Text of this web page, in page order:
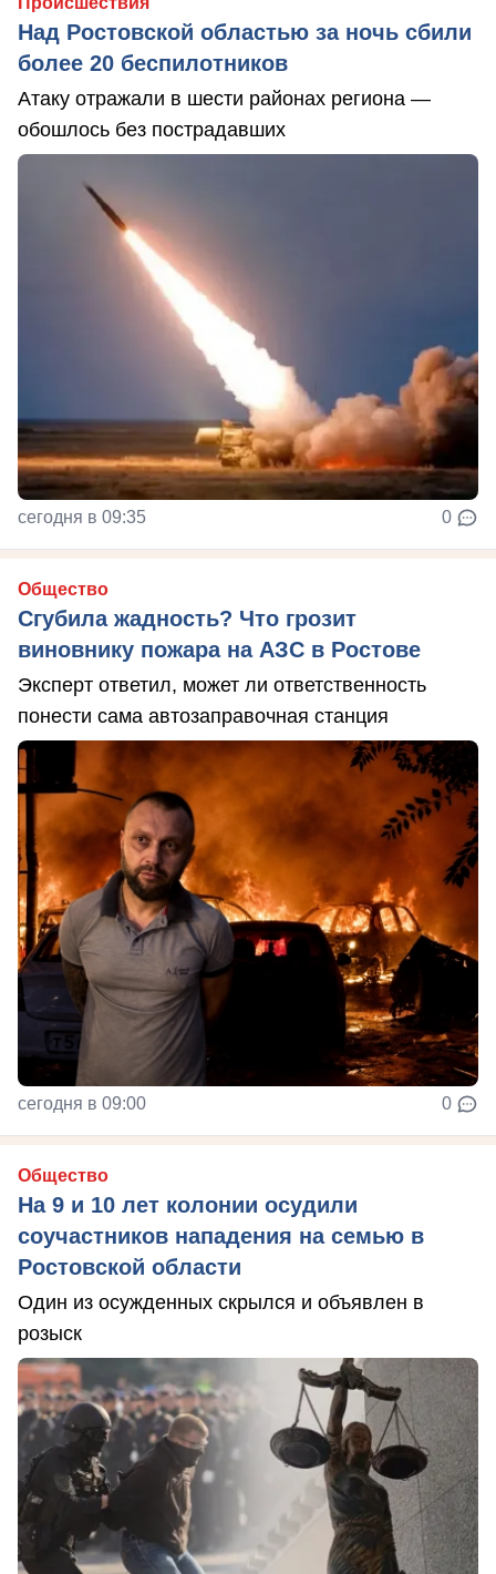
Над Ростовской областью за ночь сбили
более 20 беспилотников
Атаку отражали в шести районах региона —
обошлось без пострадавших
сегодня в 09:35 0
Общество
Сгубила жадность? Что грозит
виновнику пожара на АЗС в Ростове
Эксперт ответил, может ли ответственность
понести сама автозаправочная станция
сегодня в 09:00 0
Общество
На 9 и 10 лет колонии осудили
соучастников нападения на семью в
Ростовской области
Один из осужденных скрылся и объявлен в
розыск